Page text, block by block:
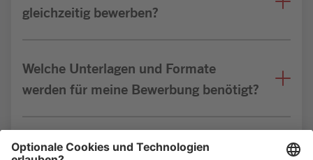
gleichzeitig bewerben?
Welche Unterlagen und Formate
werden für meine Bewerbung benötigt?
Bin ich für die Stelle geeignet?